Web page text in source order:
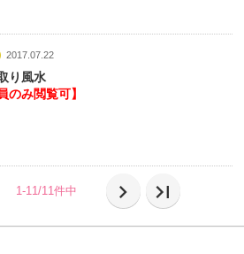
2017.07.22
り風水
のみ閲覧可】
1-11/11件中 chevron_right last_page